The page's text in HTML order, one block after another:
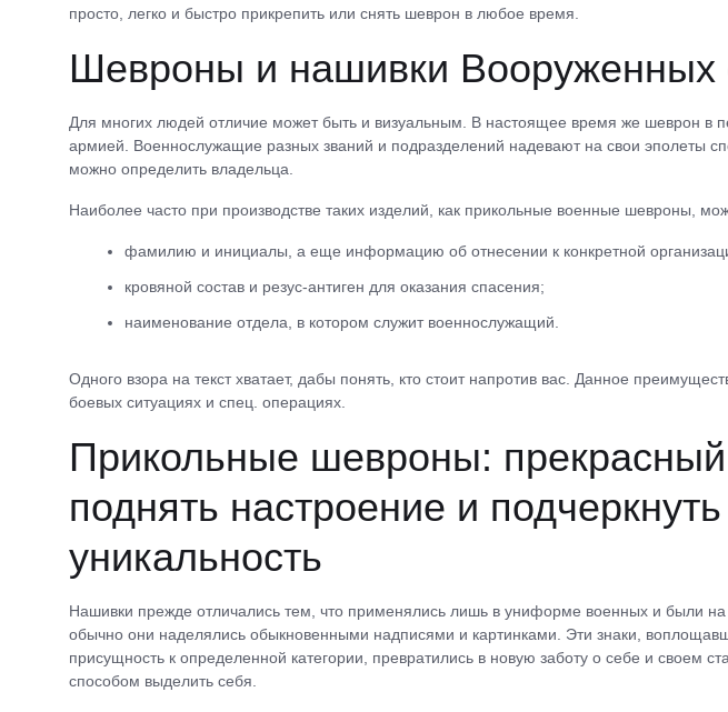
просто, легко и быстро прикрепить или снять шеврон в любое время.
Шевроны и нашивки Вооруженных
Для многих людей отличие может быть и визуальным. В настоящее время же шеврон в
армией. Военнослужащие разных званий и подразделений надевают на свои эполеты
можно определить владельца.
Наиболее часто при производстве таких изделий, как прикольные военные шевроны,
фамилию и инициалы, а еще информацию об отнесении к конкретной
кровяной состав и резус-антиген для оказания спасения;
наименование отдела, в котором служит военнослужащий.
Одного взора на текст хватает, дабы понять, кто стоит напротив вас. Данное
боевых ситуациях и спец. операциях.
Прикольные шевроны:
поднять настроение и
уникальность
Нашивки прежде отличались тем, что применялись лишь в униформе военных и были на
обычно они наделялись обыкновенными надписями и картинками. Эти знаки,
присущность к определенной категории, превратились в новую заботу о себе и своем
способом выделить себя.